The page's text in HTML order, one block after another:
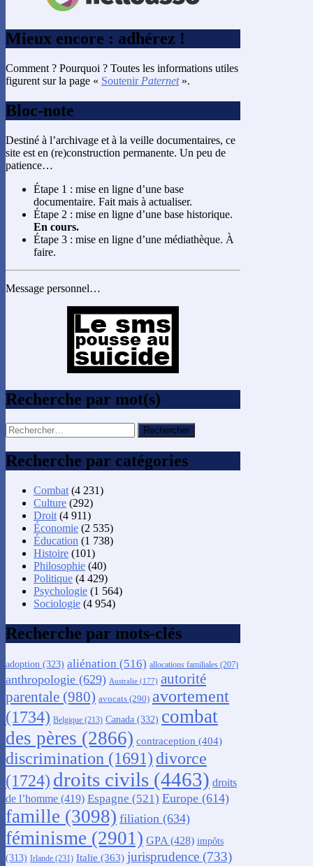
Mieux encore : adhérez !
Comment ? Pourquoi ? Toutes les informations utiles
figurent sur la page « Soutenir Paternet».
Bloc-note
Destiné à l’archivage et à la veille documentaires, ce
site est en (re)construction permanente. Un peu de
patience…
Étape 1 : mise en ligne d’une base
documentaire. Fait mais à actualiser.
Étape 2 : mise en ligne d’une base historique.
En cours.
Étape 3 : mise en ligne d’une médiathèque. À
faire.
Message personnel…
Recherche par mot(s)
Rechercher :
Recherche par catégories
Combat (4 231)
Culture (292)
Droit (4 911)
Économie (2 535)
Éducation (1 738)
Histoire (101)
Philosophie (40)
Politique (4 429)
Psychologie (1 564)
Sociologie (4 954)
Recherche par mots-clés
adoption (323) aliénation (516) allocations familiales (207)
anthropologie (629) Australie (177) autorité
parentale (980) avocats (290) avortement
(1734) Belgique (213) Canada (332) combat
des pères (2866) contraception (404)
discrimination (1691) divorce
(1724) droits civils (4463) droits
de l’homme (419) Espagne (521) Europe (614)
famille (3098) filiation (634)
féminisme (2901) GPA (428) impôts
(313) Irlande (231) Italie (363) jurisprudence (733)